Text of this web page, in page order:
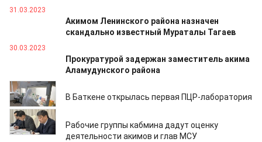
31.03.2023
Акимом Ленинского района назначен
скандально известный Мураталы Тагаев
30.03.2023
Прокуратурой задержан заместитель акима
Аламудунского района
22.03.2023
В Баткене открылась первая ПЦР-лаборатория
19.01.2023
Рабочие группы кабмина дадут оценку
деятельности акимов и глав МСУ